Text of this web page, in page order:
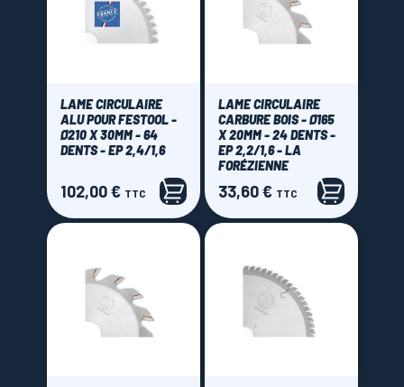
LAME CIRCULAIRE
ALU POUR FESTOOL -
Ø210 X 30MM - 64
DENTS - EP 2,4/1,6
Prix
102,00 € TTC
LAME CIRCULAIRE
CARBURE BOIS - Ø165
X 20MM - 24 DENTS -
EP 2,2/1,6 - LA
FORÉZIENNE
Prix
33,60 € TTC